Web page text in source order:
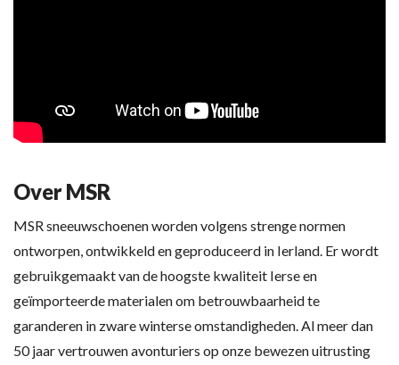
Over MSR
MSR sneeuwschoenen worden volgens strenge normen
ontworpen, ontwikkeld en geproduceerd in Ierland. Er wordt
gebruikgemaakt van de hoogste kwaliteit Ierse en
geïmporteerde materialen om betrouwbaarheid te
garanderen in zware winterse omstandigheden. Al meer dan
50 jaar vertrouwen avonturiers op onze bewezen uitrusting